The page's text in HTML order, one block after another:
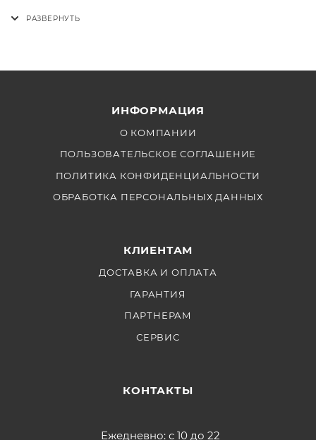
ИНФОРМАЦИЯ
О КОМПАНИИ
ПОЛЬЗОВАТЕЛЬСКОЕ СОГЛАШЕНИЕ
ПОЛИТИКА КОНФИДЕНЦИАЛЬНОСТИ
ОБРАБОТКА ПЕРСОНАЛЬНЫХ ДАННЫХ
КЛИЕНТАМ
ДОСТАВКА И ОПЛАТА
ГАРАНТИЯ
ПАРТНЕРАМ
СЕРВИС
КОНТАКТЫ
Ежедневно: с 10 до 22